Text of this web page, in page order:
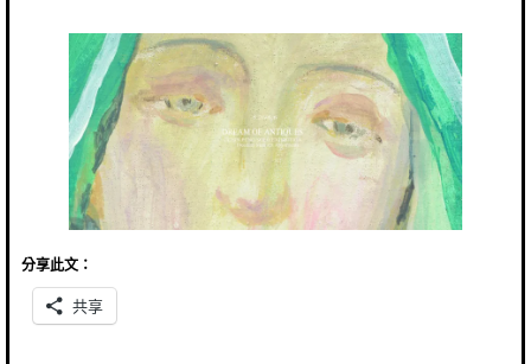
分享此文：
共享